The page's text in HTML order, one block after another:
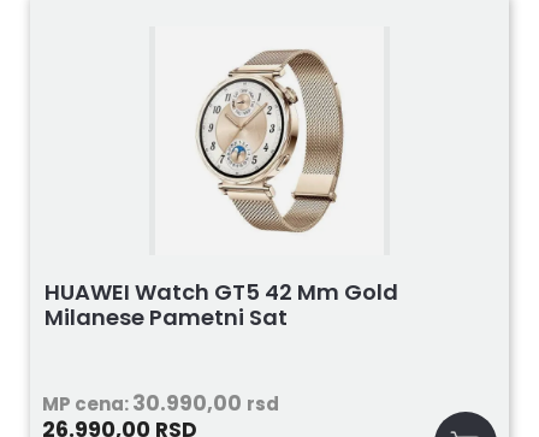
HUAWEI Watch GT5 42 Mm Gold
Milanese Pametni Sat
MP cena:30.990,00 rsd
26.990,00 RSD